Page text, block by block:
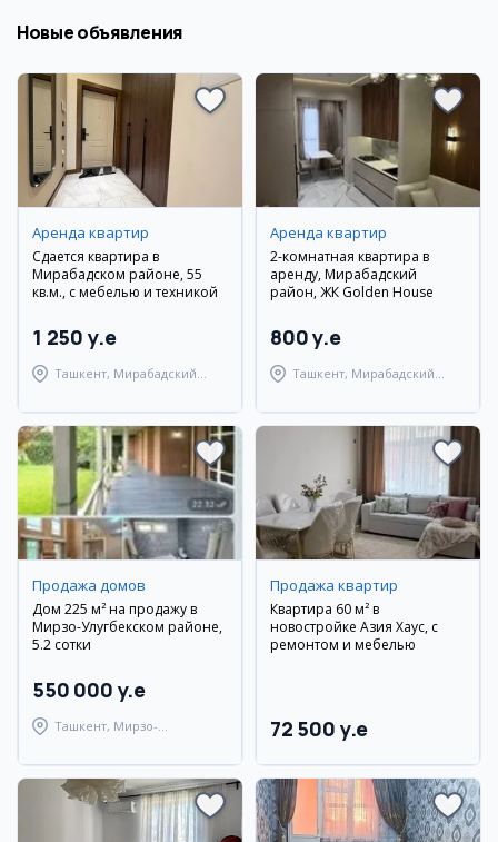
Новые объявления
Аренда квартир
Сдается квартира в
Мирабадском районе, 55
кв.м., с мебелью и техникой
1 250 y.e
Ташкент, Мирабадский
Аренда квартир
2-комнатная квартира в
аренду, Мирабадский
район, ЖК Golden House
800 y.e
Ташкент, Мирабадский
Продажа домов
Дом 225 м² на продажу в
Мирзо-Улугбекском районе,
5.2 сотки
550 000 y.e
Ташкент, Мирзо-
Продажа квартир
Квартира 60 м² в
новостройке Азия Хаус, с
ремонтом и мебелью
72 500 y.e